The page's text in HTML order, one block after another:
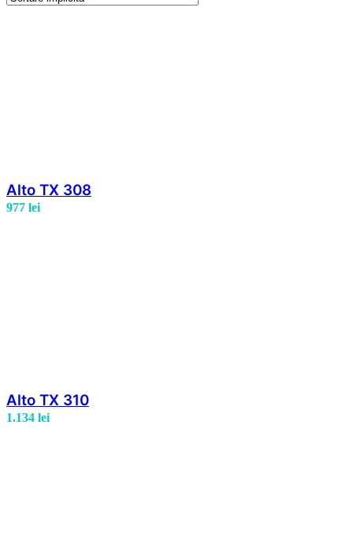
Alto TX 308
977 lei
Alto TX 310
1.134 lei